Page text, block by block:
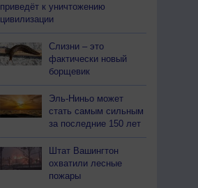
приведёт к уничтожению
цивилизации
Слизни – это
фактически новый
борщевик
Эль-Ниньо может
стать самым сильным
за последние 150 лет
Штат Вашингтон
охватили лесные
пожары